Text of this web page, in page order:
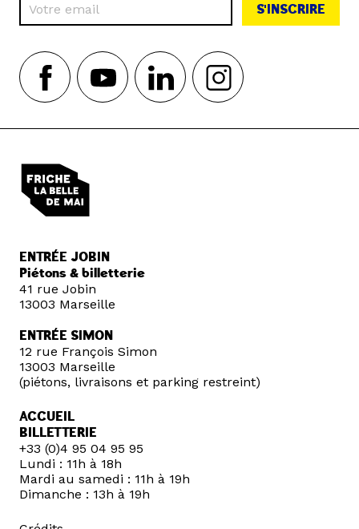
S'INSCRIRE
ENTRÉE JOBIN
Piétons & billetterie
41 rue Jobin
13003 Marseille
ENTRÉE SIMON
12 rue François Simon
13003 Marseille
(piétons, livraisons et parking restreint)
ACCUEIL
BILLETTERIE
+33 (0)4 95 04 95 95
Lundi : 11h à 18h
Mardi au samedi : 11h à 19h
Dimanche : 13h à 19h